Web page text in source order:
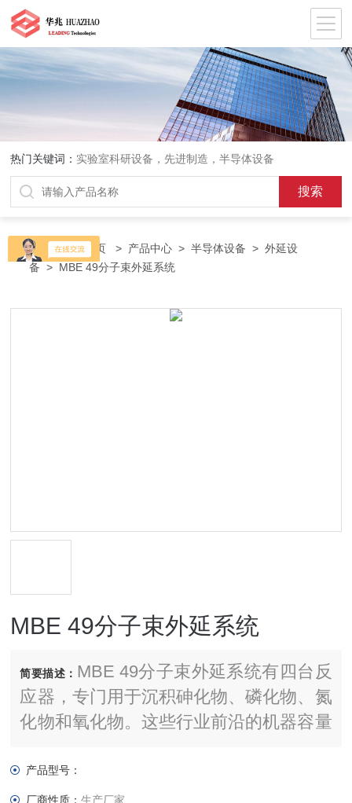
热门关键词： 实验室科研设备，先进制造，半导体设备
当前位置：首页 > 产品中心 >半导体设备 >外延设
备 > MBE 49分子束外延系统
MBE 49分子束外延系统
简要描述： MBE 49分子束外延系统有四台反
应器，专门用于沉积砷化物、磷化物、氮
化物和氧化物。这些行业前沿的机器容量
五片3英寸晶圆，具备原位监测和生长前
处理能力。
产品型号：
厂商性质：生产厂家